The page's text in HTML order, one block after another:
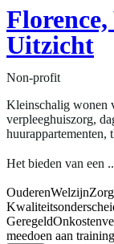
Uitzicht
Non-profit
Kleinschalig wonen
verpleeghuiszorg,
Het bieden van een
OuderenWelzijnZorg
Geregeld
meedoen aan